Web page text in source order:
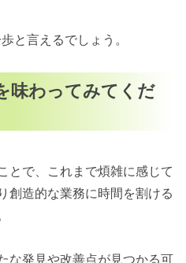
と言えるでしょう。
味わってみてくだ
とで、これまで煩雑に感じて
創造的な業務に時間を割ける
な発見や改善点が見つかる可